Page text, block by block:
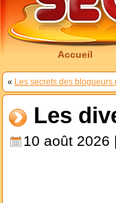
Accueil
« Les secrets des blogueurs
Les
10 août 2026 |